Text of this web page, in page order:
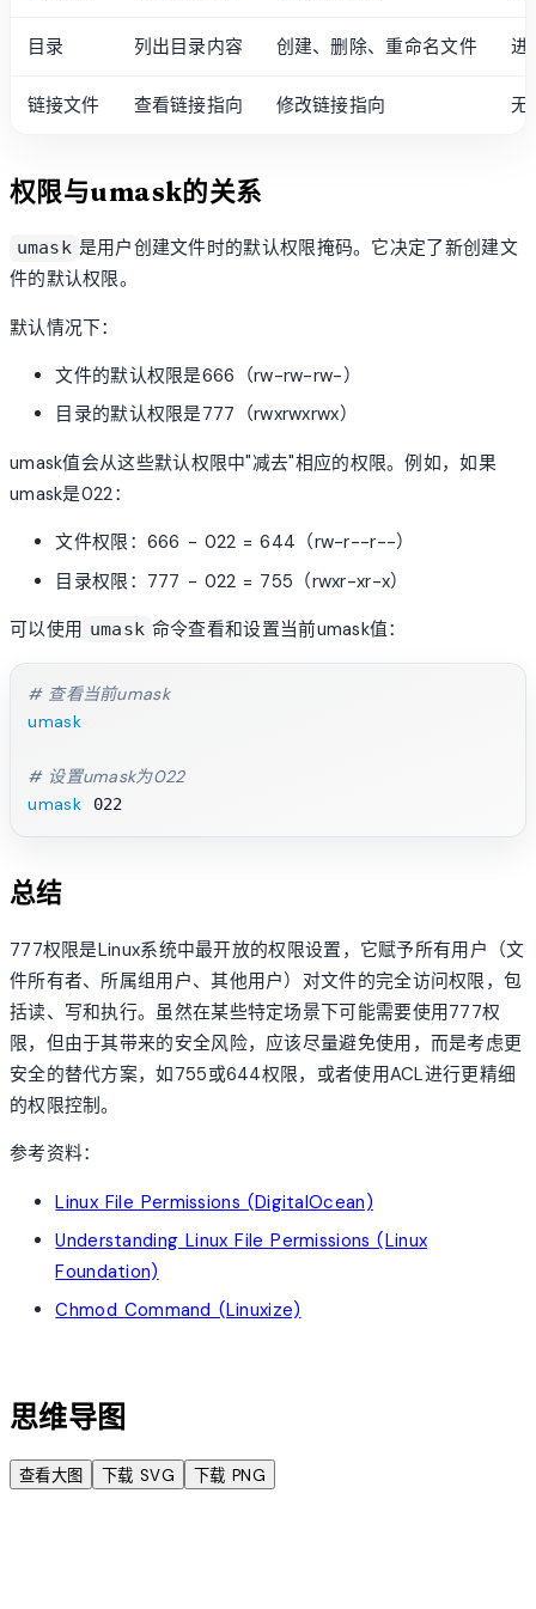
目录 列出目录内容 创建、删除、重命名文件 进
链接文件 查看链接指向 修改链接指向 无
权限与umask的关系
umask 是用户创建文件时的默认权限掩码。它决定了新创建文
件的默认权限。
默认情况下：
文件的默认权限是666（rw-rw-rw-）
目录的默认权限是777（rwxrwxrwx）
umask值会从这些默认权限中"减去"相应的权限。例如，如果
umask是022：
文件权限：666 - 022 = 644（rw-r--r--）
目录权限：777 - 022 = 755（rwxr-xr-x）
可以使用 umask 命令查看和设置当前umask值：
# 查看当前umask
umask
# 设置umask为022
umask
总结
777权限是Linux系统中最开放的权限设置，它赋予所有用户（文
件所有者、所属组用户、其他用户）对文件的完全访问权限，包
括读、写和执行。虽然在某些特定场景下可能需要使用777权
限，但由于其带来的安全风险，应该尽量避免使用，而是考虑更
安全的替代方案，如755或644权限，或者使用ACL进行更精细
的权限控制。
参考资料：
Linux File Permissions (DigitalOcean)
Understanding Linux File Permissions (Linux
Foundation)
Chmod Command (Linuxize)
思维导图
查看大图 下载 SVG 下载 PNG